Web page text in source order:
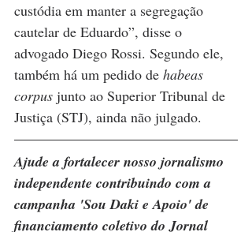
custódia em manter a segregação
cautelar de Eduardo”, disse o
advogado Diego Rossi. Segundo ele,
também há um pedido de habeas
corpus junto ao Superior Tribunal de
Justiça (STJ), ainda não julgado.
Ajude a fortalecer nosso jornalismo
independente contribuindo com a
campanha 'Sou Daki e Apoio' de
financiamento coletivo do Jornal